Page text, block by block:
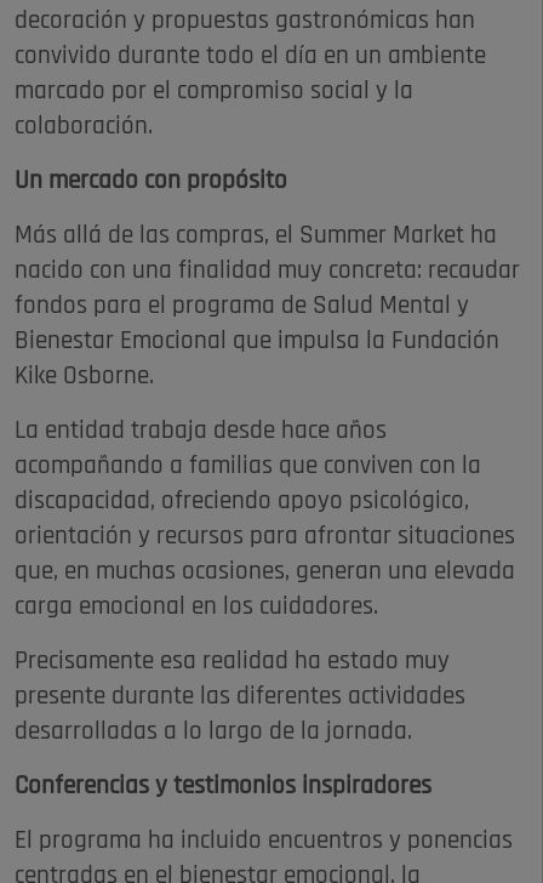
decoración y propuestas gastronómicas han
convivido durante todo el día en un ambiente
marcado por el compromiso social y la
colaboración.
Un mercado con propósito
Más allá de las compras, el Summer Market ha
nacido con una finalidad muy concreta: recaudar
fondos para el programa de Salud Mental y
Bienestar Emocional que impulsa la Fundación
Kike Osborne.
La entidad trabaja desde hace años
acompañando a familias que conviven con la
discapacidad, ofreciendo apoyo psicológico,
orientación y recursos para afrontar situaciones
que, en muchas ocasiones, generan una elevada
carga emocional en los cuidadores.
Precisamente esa realidad ha estado muy
presente durante las diferentes actividades
desarrolladas a lo largo de la jornada.
Conferencias y testimonios inspiradores
El programa ha incluido encuentros y ponencias
centradas en el bienestar emocional, la